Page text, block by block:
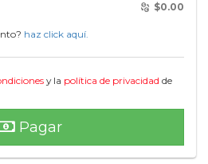
$0.00
haz click aquí.
y la política de privacidad de
Pagar